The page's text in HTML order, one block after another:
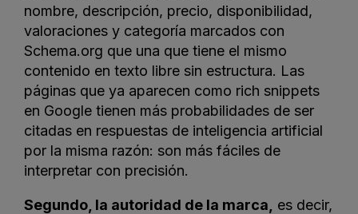
nombre, descripción, precio, disponibilidad,
valoraciones y categoría marcados con
Schema.org que una que tiene el mismo
contenido en texto libre sin estructura. Las
páginas que ya aparecen como rich snippets
en Google tienen más probabilidades de ser
citadas en respuestas de inteligencia artificial
por la misma razón: son más fáciles de
interpretar con precisión.
Segundo, la autoridad de la marca,
es decir,